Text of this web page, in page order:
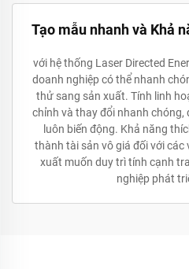
Tạo mẫu nhanh và Khả
với hệ thống Laser Directed
doanh nghiệp có thể nhanh
thử sang sản xuất. Tính linh
chỉnh và thay đổi nhanh
luôn biến động. Khả năng
thành tài sản vô giá đối với các
xuất muốn duy trì tính cạnh
nghiệp phát